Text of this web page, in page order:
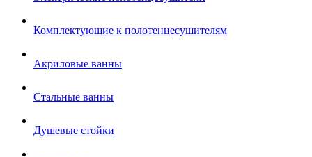
Комплектующие к полотенцесушителям
Акриловые ванны
Стальные ванны
Душевые стойки